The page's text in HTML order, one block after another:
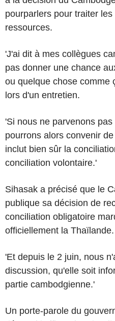
pourparlers pour traiter
ressources.
'J'ai dit à mes collègues
pas donner une chance
ou quelque chose comme
lors d'un entretien.
'Si nous ne parvenons
pourrons alors convenir
inclut bien sûr la
conciliation volontaire.'
Sihasak a précisé que le
publique sa décision de
conciliation obligatoire
officiellement la Thaïlande.
'Et depuis le 2 juin, nous
discussion, qu'elle soit
partie cambodgienne.'
Un porte-parole du